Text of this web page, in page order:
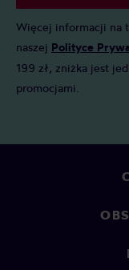
Więcej informacji na
naszej Polityce
199 zł, zniżka jest
promocjami.